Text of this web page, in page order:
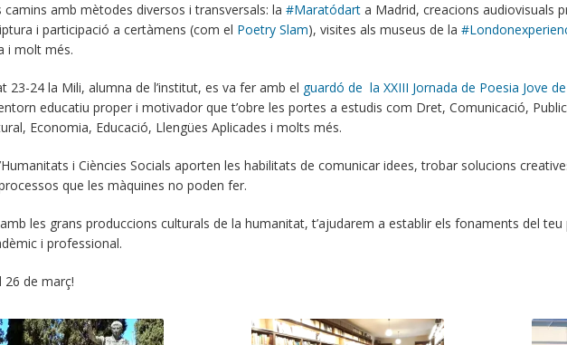
camins amb mètodes diversos i transversals: la #Maratódart a Madrid, creacions audiovisuals
i participació a certàmens (com el Poetry Slam), visites als museus de la
i molt més.
23-24 la Mili, alumna de l’institut, es va fer amb el guardó de la XXIII Jornada de Poesia Jove
educatiu proper i motivador que t’obre les portes a estudis com Dret, Comunicació,
Economia, Educació, Llengües Aplicades i molts més.
i Ciències Socials aporten les habilitats de comunicar idees, trobar solucions
que les màquines no poden fer.
les grans produccions culturals de la humanitat, t’ajudarem a establir els fonaments del
i professional.
26 de març!